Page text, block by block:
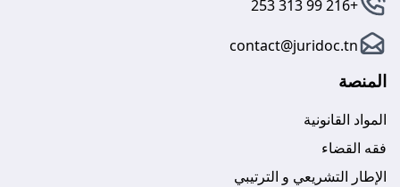
+216 99 313 253
contact@juridoc.tn
المنصة
المواد القانونية
فقه القضاء
الإطار التشريعي و الترتيبي